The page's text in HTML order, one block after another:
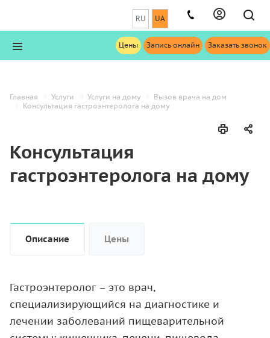
RU UA
Цены Запись онлайн Заказать звонок
Главная Услуги Услуги на дому
Вызов врача на дом
Консультация гастроэнтеролога на дому
Консультация
гастроэнтеролога на дому
Описание Цены
Гастроэнтеролог – это врач,
специализирующийся на диагностике и
лечении заболеваний пищеварительной